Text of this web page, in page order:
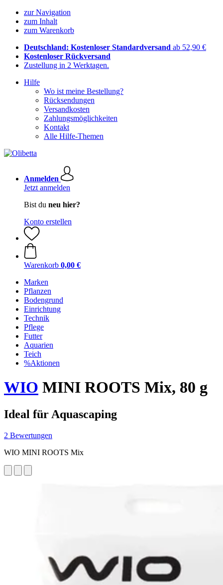
zur Navigation
zum Inhalt
zum Warenkorb
Deutschland: Kostenloser Standardversand ab 52,90 €
Kostenloser Rückversand
Zustellung in 2 Werktagen.
Hilfe
Wo ist meine Bestellung?
Rücksendungen
Versandkosten
Zahlungsmöglichkeiten
Kontakt
Alle Hilfe-Themen
Anmelden
Jetzt anmelden
Bist du neu hier?
Konto erstellen
Warenkorb 0,00 €
Marken
Pflanzen
Bodengrund
Einrichtung
Technik
Pflege
Futter
Aquarien
Teich
%Aktionen
WIO MINI ROOTS Mix, 80 g
Ideal für Aquascaping
2 Bewertungen
WIO MINI ROOTS Mix